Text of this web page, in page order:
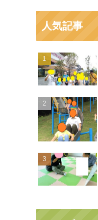
人気記事